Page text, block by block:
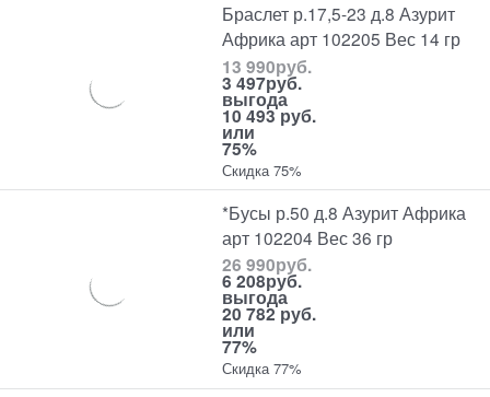
Браслет р.17,5-23 д.8 Азурит
Африка арт 102205 Вес 14 гр
13 990руб.
3 497руб.
выгода
10 493 руб.
или
75%
Скидка 75%
*Бусы р.50 д.8 Азурит Африка
арт 102204 Вес 36 гр
26 990руб.
6 208руб.
выгода
20 782 руб.
или
77%
Скидка 77%